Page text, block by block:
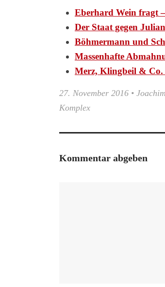
Eberhard Wein fragt
Der Staat gegen
Böhmermann und
Massenhafte
Merz, Klingbeil &
27. November 2016 •
Komplex
Kommentar abgeben